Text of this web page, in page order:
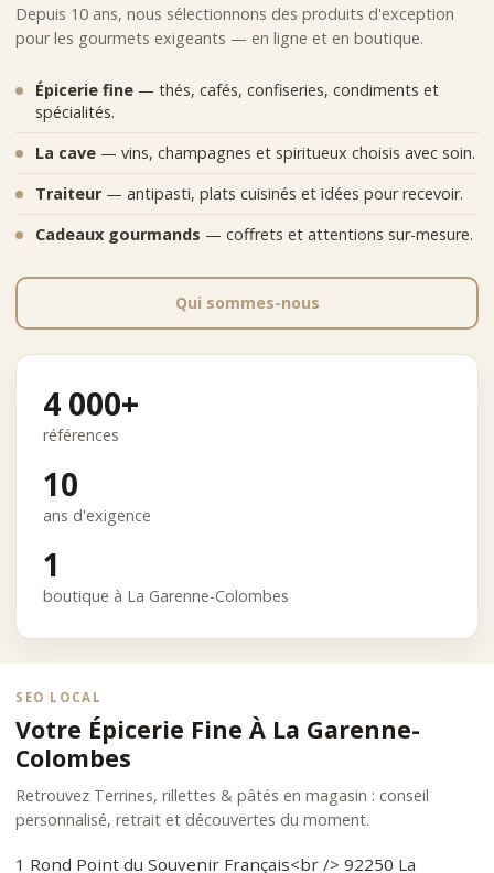
Depuis 10 ans, nous sélectionnons des produits d'exception
pour les gourmets exigeants — en ligne et en boutique.
Épicerie fine — thés, cafés, confiseries, condiments et
spécialités.
La cave — vins, champagnes et spiritueux choisis avec soin.
Traiteur — antipasti, plats cuisinés et idées pour recevoir.
Cadeaux gourmands — coffrets et attentions sur-mesure.
Qui sommes-nous
4 000+
références
10
ans d'exigence
1
boutique à La Garenne-Colombes
SEO LOCAL
Votre Épicerie Fine À La Garenne-
Colombes
Retrouvez Terrines, rillettes & pâtés en magasin : conseil
personnalisé, retrait et découvertes du moment.
1 Rond Point du Souvenir Français<br /> 92250 La